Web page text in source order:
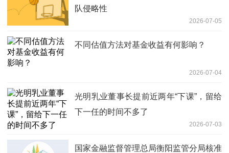
队侵略性
2026-07-05
不同估值方法对基金收益有何影响？
2026-07-04
光明乳业董事长提前近两年“下课”，留给
下一任的时间不多了
2026-07-03
国家金融监督管理总局衡阳监管分局核准